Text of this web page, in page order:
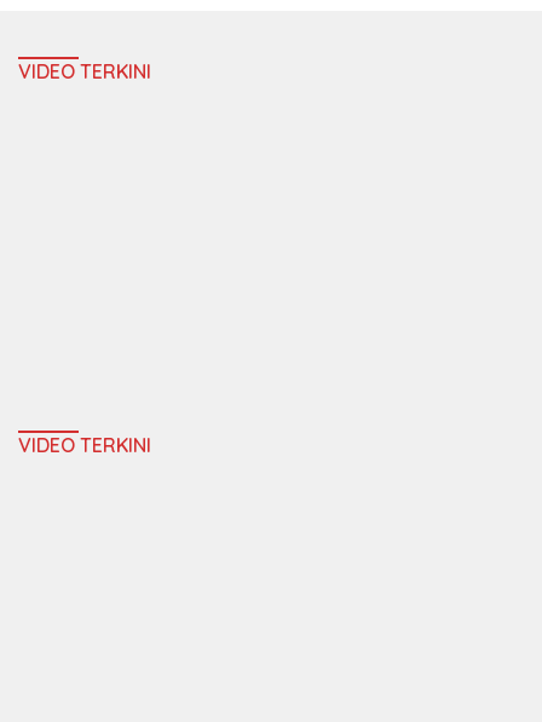
VIDEO TERKINI
VIDEO TERKINI